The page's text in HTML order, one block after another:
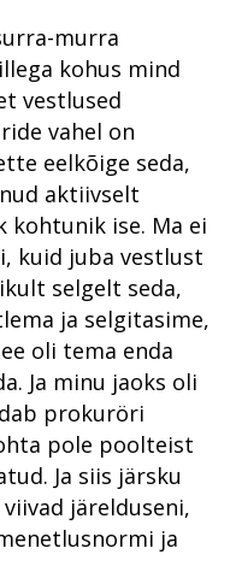
ja
kohtlemine
kokkupuude
korruptsioon
uimastid
kahjuga
süüteod
kuritegevus
Jälitada?
Verte: Kas jälitatakse
visioon ja
tegevuse
numbrites
kohtlemise parim
riigipoolse toe
karistuste analüüs
tänaseni
Eesti suusatajate
aadrilaskmine Austrias
vaade Eesti
kuritegevuse
peaprokuröri
väärtused ja
eesmärgid
tegevus 2018.
läbiviidud
analüüs
süüdistusaktide
probleemid
sundravi
menetluses
riigis: Kuningas on
Elagu kuningas?
aastaraamat 2017
peaprokuröri
väärtused ja
eesmärgid
tegevuse 2017.
ülevaade
aasta numbrites
kohtlemis- ja
- kes ta
Ringkonnaprokuratuur
Ringkonnaprokuratuur
aastaraamat 2016
pöördumine
aasta numbrites
Ringkonnaprokuratuur
Ringkonnaprokuratuur
Ringkonnaprokuratuur
Ringkonnaprokuratuur
vastased
koostöö
koostöö võrgustike
murra
kohus mind
vestlused
vahel on
eelkõige seda,
aktiivselt
kohtunik ise. Ma ei
kuid juba vestlust
selgelt seda,
ja selgitasime,
oli tema enda
Ja minu jaoks oli
prokuröri
pole poolteist
Ja siis järsku
järelduseni,
ja